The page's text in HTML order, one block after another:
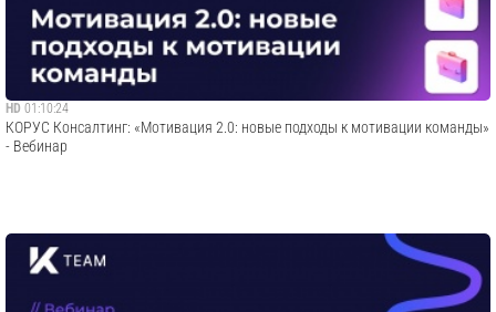
HD 01:10:24
КОРУС Консалтинг: «Мотивация 2.0: новые подходы к мотивации команды»
- Вебинар